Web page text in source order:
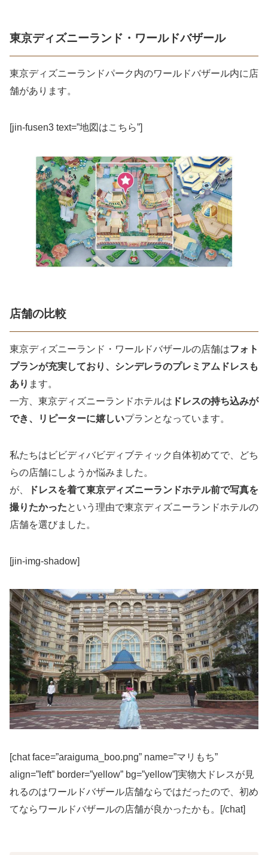
東京ディズニーランド・ワールドバザール
東京ディズニーランドパーク内のワールドバザール内に店
舗があります。
[jin-fusen3 text=”地図はこちら”]
店舗の比較
東京ディズニーランド・ワールドバザールの店舗はフォト
プランが充実しており、シンデレラのプレミアムドレスも
あり ます。
一方、東京ディズニーランドホテルは ドレスの持ち込みが
でき、リピーターに嬉しいプランとなっています。
私たちはビビディバビディブティック自体初めてで、どち
らの店舗にしようか悩みました。
が、
ドレスを着て東京ディズニーランドホテル前で写真を
撮りたかったという理由で東京ディズニーランドホテルの
店舗を選びました。
[jin-img-shadow]
[chat face=”araiguma_boo.png” name=”マリもち”
align=”left” border=”yellow” bg=”yellow”]実物大ドレスが見
れるのはワールドバザール店舗ならではだったので、初め
てならワールドバザールの店舗が良かったかも。[/chat]